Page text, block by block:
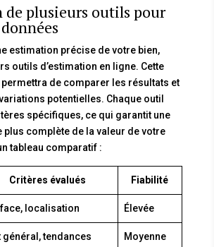
plusieurs outils pour
estimation précise de votre bien,
outils d’estimation en ligne. Cette
de comparer les résultats et
potentielles. Chaque outil
spécifiques, ce qui garantit une
plus complète de la valeur de votre
tableau comparatif :
Critères évalués Fiabilité
localisation Élevée
général, tendances Moyenne